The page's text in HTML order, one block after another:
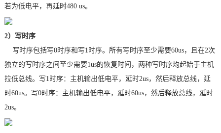
若为低电平，再延时480 us。
2）写时序
写时序包括写0时序和写1 时序。所有写时序至少需要60us，且在2次
独立的写时序之间至少需要1us的恢复时间，两种写时序均起始于主机
拉低总线。写1 时序：主机输出低电平，延时2us，然后释放总线，延
时60us。写0时序：主机输出低电平，延时60us，然后释放总线，延时
2us。